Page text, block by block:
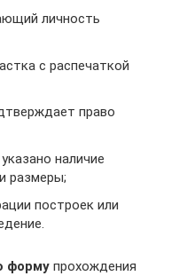
личность
с распечаткой
право
наличие
размеры;
построек или
форму прохождения